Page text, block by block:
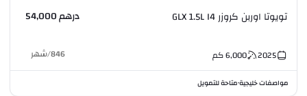
تويوتا اوربن كروزر GLX 1.5L I4 درهم 54,000
2025
6,000كم 846
/شهر
مواصفات خليجية•متاحة للتمويل